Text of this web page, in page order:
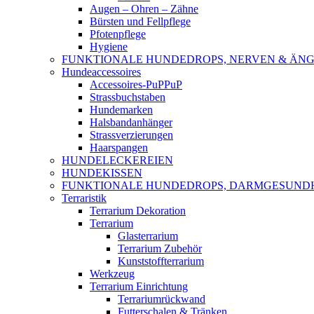
Augen – Ohren – Zähne
Bürsten und Fellpflege
Pfotenpflege
Hygiene
FUNKTIONALE HUNDEDROPS, NERVEN &
Hundeaccessoires
Accessoires-PuPPuP
Strassbuchstaben
Hundemarken
Halsbandanhänger
Strassverzierungen
Haarspangen
HUNDELECKEREIEN
HUNDEKISSEN
FUNKTIONALE HUNDEDROPS,
Terraristik
Terrarium Dekoration
Terrarium
Glasterrarium
Terrarium Zubehör
Kunststoffterrarium
Werkzeug
Terrarium Einrichtung
Terrariumrückwand
Futterschalen & Tränken